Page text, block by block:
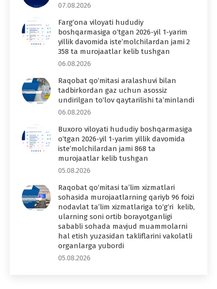
07.08.2026
Farg‘ona viloyati hududiy
boshqarmasiga o‘tgan 2026-yil 1-yarim
yillik davomida iste’molchilardan jami 2
358 ta murojaatlar kelib tushgan
06.08.2026
Raqobat qo‘mitasi aralashuvi bilan
tadbirkordan gaz uchun asossiz
undirilgan to‘lov qaytarilishi ta’minlandi
06.08.2026
Buxoro viloyati hududiy boshqarmasiga
o‘tgan 2026-yil 1-yarim yillik davomida
iste’molchilardan jami 868 ta
murojaatlar kelib tushgan
05.08.2026
Raqobat qo‘mitasi ta’lim xizmatlari
sohasida murojaatlarning qariyb 96 foizi
nodavlat ta’lim xizmatlariga to‘g‘ri kelib,
ularning soni ortib borayotganligi
sababli sohada mavjud muammolarni
hal etish yuzasidan takliflarini vakolatli
organlarga yubordi
05.08.2026